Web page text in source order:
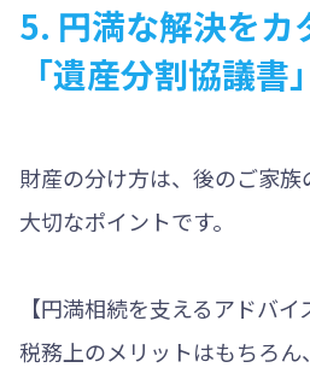
5. 円満な解決をカ
「遺産分割協議書
財産の分け方は、後のご家
大切なポイントです。
【円満相続を支えるアドバイ
税務上のメリットはもちろ